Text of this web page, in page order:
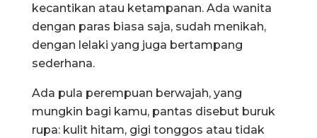
kecantikan atau ketampanan. Ada wanita
dengan paras biasa saja, sudah menikah,
dengan lelaki yang juga bertampang
sederhana.
Ada pula perempuan berwajah, yang
mungkin bagi kamu, pantas disebut buruk
rupa: kulit hitam, gigi tonggos atau tidak